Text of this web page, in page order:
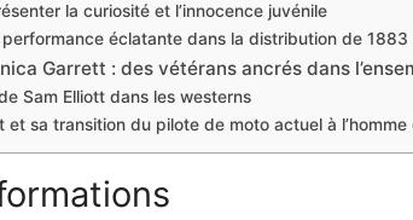
la curiosité et l’innocence juvénile
éclatante dans la distribution de 1883
Garrett : des vétérans ancrés dans
Sam Elliott dans les westerns
et sa transition du pilote de moto actuel à